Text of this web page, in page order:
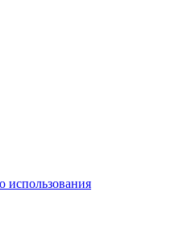
использования